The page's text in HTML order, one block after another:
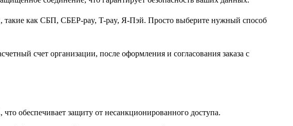
такие как СБП, СБЕР-pay, T-pay, Я-Пэй. Просто выберите нужный способ
счет организации, после оформления и согласования заказа с
обеспечивает защиту от несанкционированного доступа.